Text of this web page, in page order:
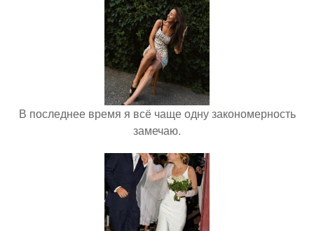
В последнее время я всё чаще одну закономерность
замечаю.